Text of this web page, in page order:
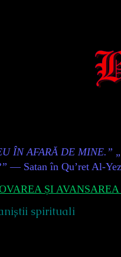
ÎN AFARĂ DE MINE.”
— Satan în Qu’ret Al-
ȘI
spirituali